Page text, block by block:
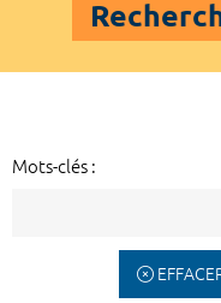
Mots-clés :